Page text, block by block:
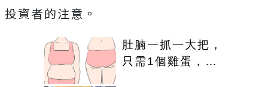
投資者的注意。
肚腩一抓一大把，
只需1個雞蛋，用